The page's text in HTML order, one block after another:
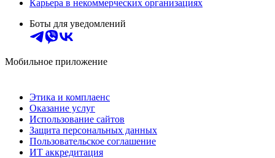
Карьера в некоммерческих организациях
Боты для уведомлений
Мобильное приложение
Этика и комплаенс
Оказание услуг
Использование сайтов
Защита персональных данных
Пользовательское соглашение
ИТ аккредитация